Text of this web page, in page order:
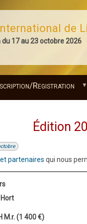
de
du 17 au 23 octobre 2026
Registration
Édition
partenaires qui nous
M.r. (1 400 €)